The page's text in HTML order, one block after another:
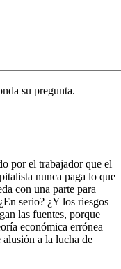
su pregunta.
por el trabajador que el
nunca paga lo que
con una parte para
serio? ¿Y los riesgos
las fuentes, porque
económica errónea
alusión a la lucha de